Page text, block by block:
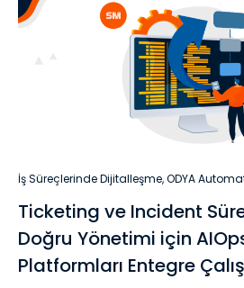
İş Süreçlerinde Dijitalleşme,ODYA
Ticketing ve Incident
Doğru Yönetimi için
Platformları Entegre